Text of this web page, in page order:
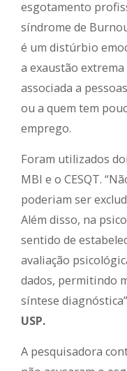
esgotamento
síndrome de
é um distúrbio
a exaustão
associada a
ou a quem tem
emprego.
Foram utilizados
MBI e o CESQT.
poderiam ser
Além disso, na
sentido de
avaliação
dados, permitindo
síntese
USP.
A pesquisadora